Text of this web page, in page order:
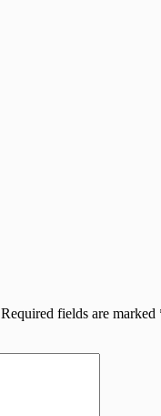
Required fields are marked